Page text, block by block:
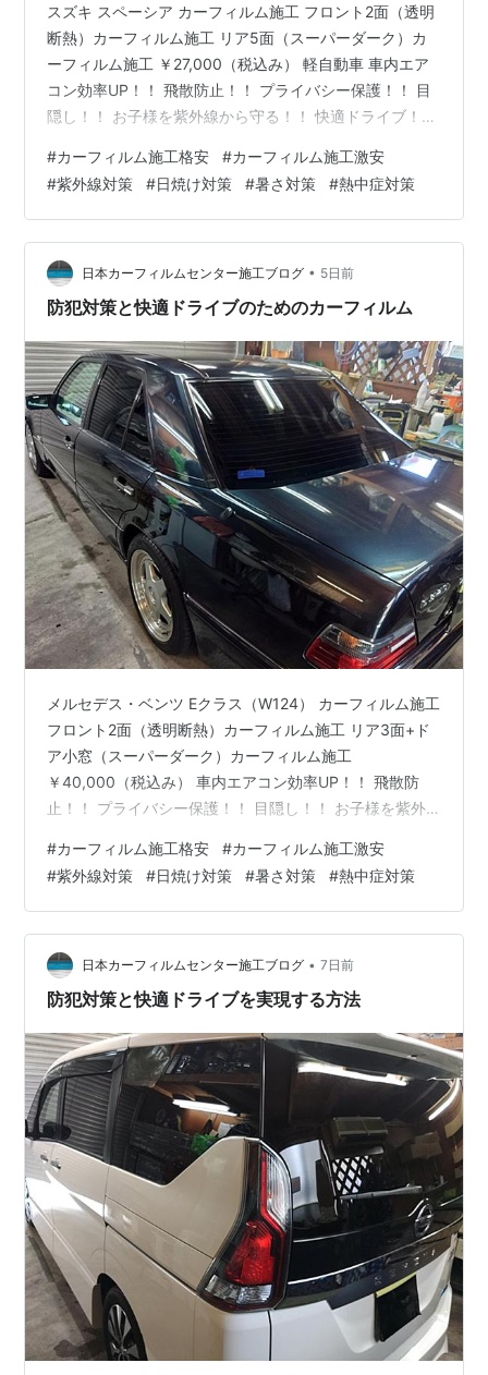
スズキ スペーシア カーフィルム施工 フロント2面（透明
断熱）カーフィルム施工 リア5面（スーパーダーク）カ
ーフィルム施工 ￥27,000（税込み） 軽自動車 車内エア
コン効率UP！！ 飛散防止！！ プライバシー保護！！ 目
隠し！！ お子様を紫外線から守る！！ 快適ドライブ！！
対策 暑さ対策 猛暑対策 酷暑対策 熱中症対策 燃費向上 断
熱 商用車 軽自動車 軽貨物 配送車 洗車 メンテナンス ガ
ラスコーティング ドレスアップ 軽貨物の目隠し・防犯対
策 軽自動車 リア5面 カーフィルム施工 激安 ￥15,000(税
込) ＊ドア三角ある場…
#カーフィルム施工格安 #カーフィルム施工激安
#紫外線対策 #日焼け対策 #暑さ対策 #熱中症対策
日本カーフィルムセンター施工ブログ • 5日前
防犯対策と快適ドライブのためのカーフィルム
メルセデス・ベンツ Eクラス（W124） カーフィルム施工
フロント2面（透明断熱）カーフィルム施工 リア3面+ド
ア小窓（スーパーダーク）カーフィルム施工
￥40,000（税込み） 車内エアコン効率UP！！ 飛散防
止！！ プライバシー保護！！ 目隠し！！ お子様を紫外
難対策 飛散防止 紫外線対策 日焼け対策 暑さ対策 猛暑対
策 酷暑対策 熱中症対策 燃費向上 断熱 商用車 軽自動車
軽貨物 配送車 洗車 メンテナンス ガラスコーティング ド
レスアップ 軽貨物の目隠し・防犯対策 軽自動車 リア5面
カーフィルム施工 激安 ￥15,000(税…
#カーフィルム施工格安 #カーフィルム施工激安
#紫外線対策 #日焼け対策 #暑さ対策 #熱中症対策
日本カーフィルムセンター施工ブログ • 7日前
防犯対策と快適ドライブを実現する方法